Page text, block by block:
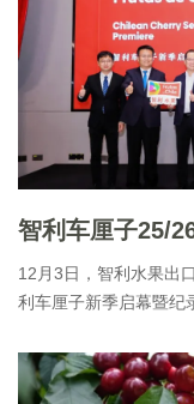
12月3日，智利水果出
利车厘子新季启幕暨纪
势、品质及与中国伙伴